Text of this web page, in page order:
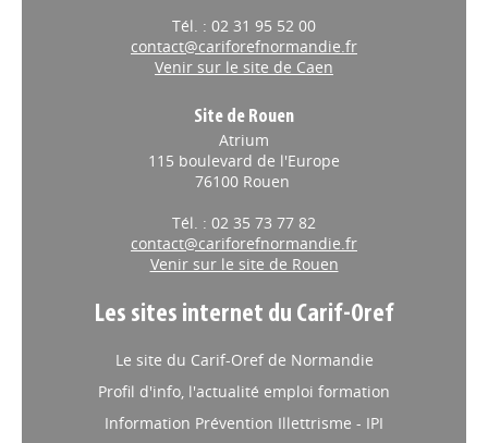
Tél. : 02 31 95 52 00
contact@cariforefnormandie.fr
Venir sur le site de Caen
Site de Rouen
Atrium
115 boulevard de l'Europe
76100 Rouen
Tél. : 02 35 73 77 82
contact@cariforefnormandie.fr
Venir sur le site de Rouen
Les sites internet du Carif-Oref
Le site du Carif-Oref de Normandie
Profil d'info, l'actualité emploi formation
Information Prévention Illettrisme - IPI